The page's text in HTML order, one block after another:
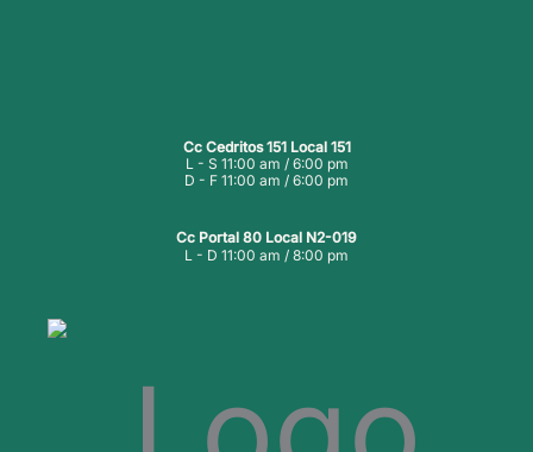
Cc Cedritos 151 Local 151
L - S 11:00 am / 6:00 pm
D - F 11:00 am / 6:00 pm
Cc Portal 80 Local N2-019
L - D 11:00 am / 8:00 pm